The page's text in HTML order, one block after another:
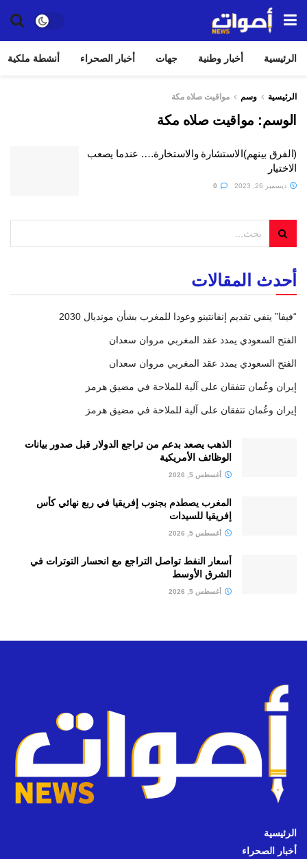
الرئيسية أخبار وطنية جهات أخبار الصحراء أنشطة ملكية
الرئيسية وسم مواقيت صلاه مكة
الوسم: مواقيت صلاه مكة
(الفرق بينهم)الاستشارة والاستخارة…. عندما يصعب
الاختيار
ديسمبر 26, 2023
أحدث المقالات
“فيفا” ينفي تقديم إنفانتينو وعودا للمغرب بشأن مونديال 2030
الفتح السعودي يمدد عقد المغربي مروان سعدان
الفتح السعودي يمدد عقد المغربي مروان سعدان
إيران وعُمان تتفقان على آلية للملاحة في مضيق هرمز
إيران وعُمان تتفقان على آلية للملاحة في مضيق هرمز
الذهب يصعد بدعم من تراجع الدولار قبل صدور بيانات
الوظائف الأمريكية
أغسطس 5, 2026
المغرب يصطدم بجنوب إفريقيا في ربع نهائي كأس
إفريقيا للسيدات
أغسطس 5, 2026
أسعار النفط تواصل التراجع مع انحسار التوترات في
الشرق الأوسط
أغسطس 5, 2026
الرئيسية
أخبار الصحراء